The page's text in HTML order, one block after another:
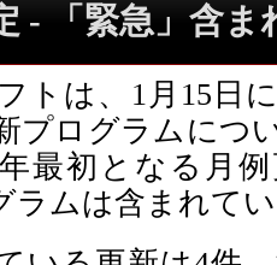
- 「緊急」含ま
トは、1月15日
プログラムにつ
最初となる月
ラムは含まれて